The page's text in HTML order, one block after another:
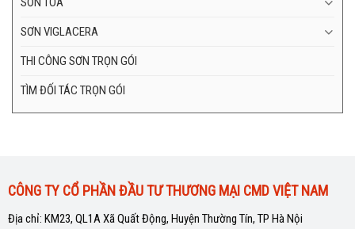
SƠN VIGLACERA
THI CÔNG SƠN TRỌN GÓI
TÌM ĐỐI TÁC TRỌN GÓI
CÔNG TY CỔ PHẦN ĐẦU TƯ THƯƠNG MẠI CMD VIỆT NAM
Địa chỉ: KM23, QL1A Xã Quất Động, Huyện Thường Tín, TP Hà Nội